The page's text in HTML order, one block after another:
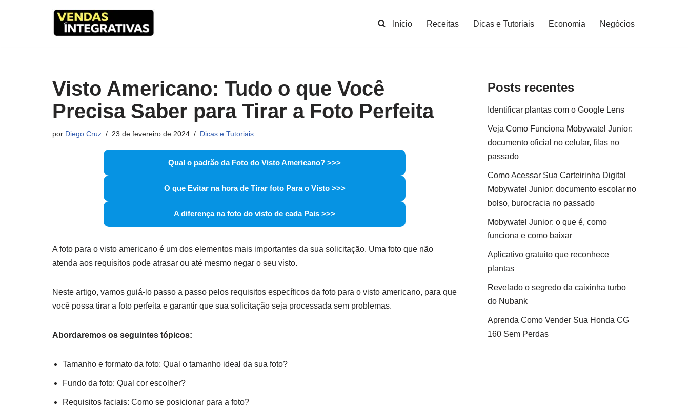
Início Receitas Dicas e Tutoriais Economia Negócios
Visto Americano: Tudo o que Você
Precisa Saber para Tirar a Foto Perfeita
por Diego Cruz 23 de fevereiro de 2024 Dicas e Tutoriais
Qual o padrão da Foto do Visto Americano? >>>
O que Evitar na hora de Tirar foto Para o Visto >>>
A diferença na foto do visto de cada Pais >>>
A foto para o visto americano é um dos elementos mais importantes da sua solicitação. Uma foto que não
atenda aos requisitos pode atrasar ou até mesmo negar o seu visto.
Neste artigo, vamos guiá-lo passo a passo pelos requisitos específicos da foto para o visto americano, para que
você possa tirar a foto perfeita e garantir que sua solicitação seja processada sem problemas.
Abordaremos os seguintes tópicos:
Tamanho e formato da foto: Qual o tamanho ideal da sua foto?
Fundo da foto: Qual cor escolher?
Requisitos faciais: Como se posicionar para a foto?
Posts recentes
Identificar plantas com o Google Lens
Veja Como Funciona Mobywatel Junior:
documento oficial no celular, filas no
passado
Como Acessar Sua Carteirinha Digital
Mobywatel Junior: documento escolar no
bolso, burocracia no passado
Mobywatel Junior: o que é, como
funciona e como baixar
Aplicativo gratuito que reconhece
plantas
Revelado o segredo da caixinha turbo
do Nubank
Aprenda Como Vender Sua Honda CG
160 Sem Perdas